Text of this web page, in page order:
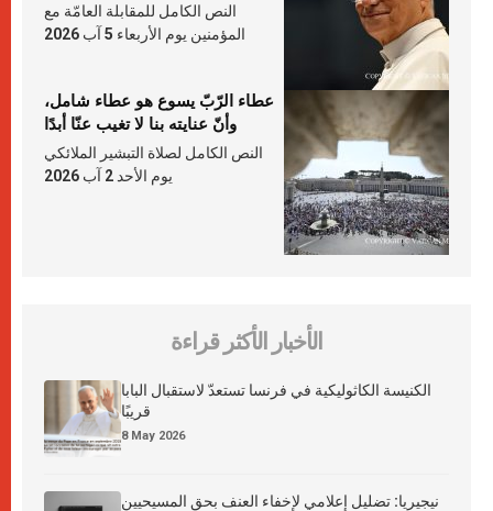
النص الكامل للمقابلة العامّة مع
المؤمنين يوم الأربعاء 5 آب 2026
عطاء الرّبّ يسوع هو عطاء شامل،
وأنّ عنايته بنا لا تغيب عنّا أبدًا
النص الكامل لصلاة التبشير الملائكي
يوم الأحد 2 آب 2026
الأخبار الأكثر قراءة
الكنيسة الكاثوليكية في فرنسا تستعدّ لاستقبال البابا
قريبًا
8 May 2026
نيجيريا: تضليل إعلامي لإخفاء العنف بحق المسيحيين